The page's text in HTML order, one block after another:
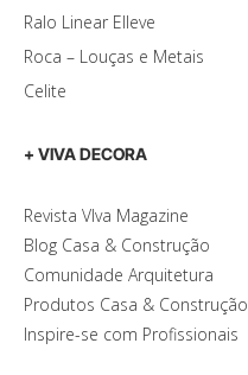
Ralo Linear Elleve
Roca – Louças e Metais
Celite
+ VIVA DECORA
Revista VIva Magazine
Blog Casa & Construção
Comunidade Arquitetura
Produtos Casa & Construção
Inspire-se com Profissionais